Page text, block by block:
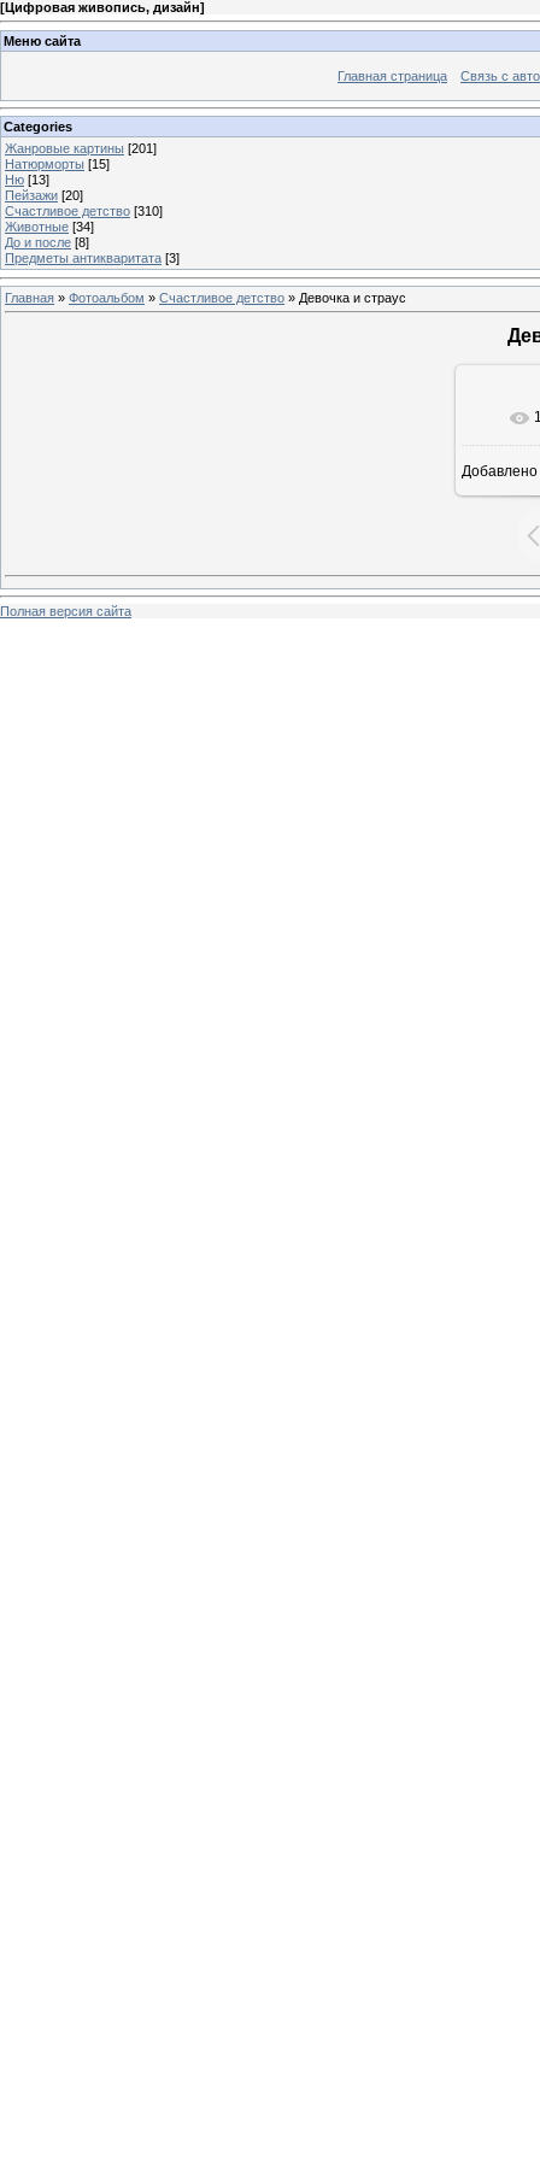
[Цифровая живопись, дизайн]
Меню сайта
Главная страница Связь с
Categories
Жанровые картины [201]
Натюрморты [15]
Ню [13]
Пейзажи [20]
Счастливое детство [310]
Животные [34]
До и после [8]
Предметы антикваритата [3]
Главная » Фотоальбом » Счастливое детство » Девочка и страус
В
Добавлено
Полная версия сайта